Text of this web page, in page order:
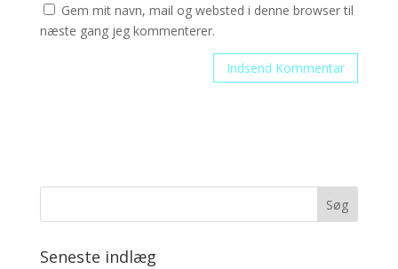
Gem mit navn, mail og websted i denne browser til
næste gang jeg kommenterer.
Seneste indlæg